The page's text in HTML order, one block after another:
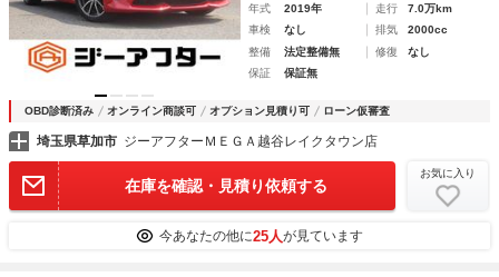
年式 2019年 走行
7.0万km
車検
なし 排気
2000cc
整備
法定整備無 修復
なし
保証
保証無
OBD診断済み オンライン商談可 オプション見積り可 ローン仮審査
埼玉県草加市 ジーアフターＭＥＧＡ越谷レイクタウン店
在庫を確認・見積り依頼する
お気に入り
今あなたの他に25人が見ています